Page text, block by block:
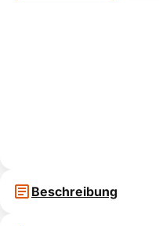
Beschreibung